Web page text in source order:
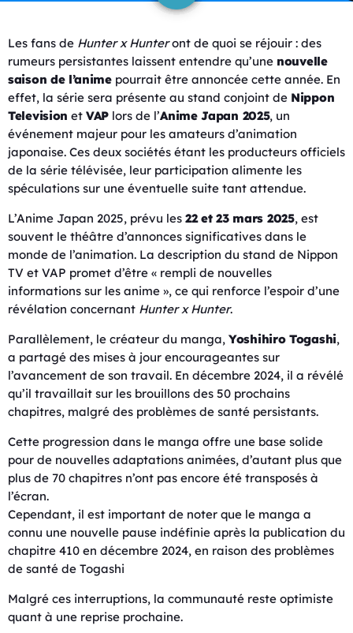
Les fans de Hunter x Hunteront de quoi se réjouir : des
rumeurs persistantes laissent entendre qu’une nouvelle
saison de l’animepourrait être annoncée cette année. En
effet, la série sera présente au stand conjoint de Nippon
Television et VAP lors de l’Anime Japan 2025, un
événement majeur pour les amateurs d’animation
japonaise. Ces deux sociétés étant les producteurs officiels
de la série télévisée, leur participation alimente les
spéculations sur une éventuelle suite tant attendue.
L’Anime Japan 2025, prévu les 22 et 23 mars 2025, est
souvent le théâtre d’annonces significatives dans le
monde de l’animation. La description du stand de Nippon
TV et VAP promet d’être « rempli de nouvelles
informations sur les anime », ce qui renforce l’espoir d’une
révélation concernant Hunter x Hunter.
Parallèlement, le créateur du manga, Yoshihiro Togashi,
a partagé des mises à jour encourageantes sur
l’avancement de son travail. En décembre 2024, il a révélé
qu’il travaillait sur les brouillons des 50 prochains
chapitres, malgré des problèmes de santé persistants.
Cette progression dans le manga offre une base solide
pour de nouvelles adaptations animées, d’autant plus que
plus de 70 chapitres n’ont pas encore été transposés à
l’écran.
Cependant, il est important de noter que le manga a
connu une nouvelle pause indéfinie après la publication du
chapitre 410 en décembre 2024, en raison des problèmes
de santé de Togashi
Malgré ces interruptions, la communauté reste optimiste
quant à une reprise prochaine.